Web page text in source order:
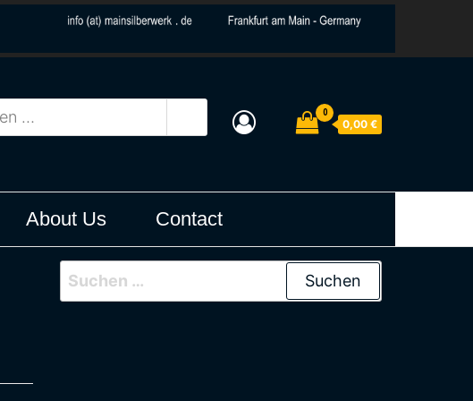
0
0,00 €
About Us Contact
Suchen nach: